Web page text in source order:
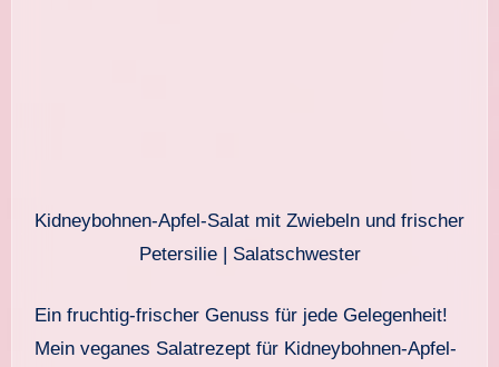
Kidneybohnen-Apfel-Salat mit Zwiebeln und frischer
Petersilie | Salatschwester
Ein fruchtig-frischer Genuss für jede Gelegenheit!
Mein veganes Salatrezept für Kidneybohnen-Apfel-